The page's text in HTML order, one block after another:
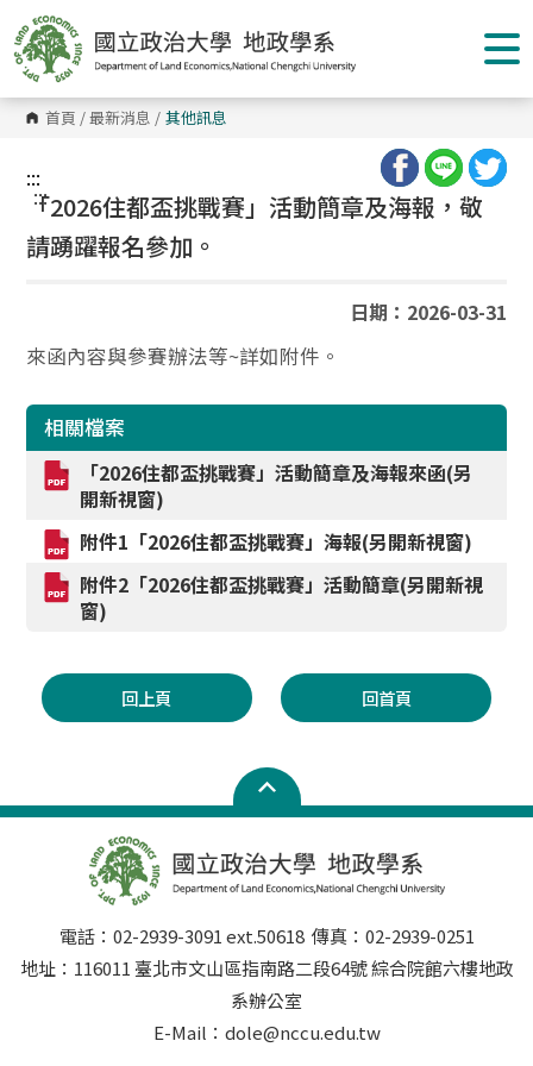
到
主
要
內
容
區 首頁 /最新消息 / 其他訊息
:::
:::
「2026住都盃挑戰賽」活動簡章及海報，敬
請踴躍報名參加。
日期：2026-03-31
來函內容與參賽辦法等~詳如附件。
相關檔案
「2026住都盃挑戰賽」活動簡章及海報來函(另
開新視窗)
附件1「2026住都盃挑戰賽」海報(另開新視窗)
附件2「2026住都盃挑戰賽」活動簡章(另開新視
窗)
回上頁 回首頁
電話：02-2939-3091 ext.50618 傳真：02-2939-0251
地址：116011 臺北市文山區指南路二段64號 綜合院館六樓地政
系辦公室
E-Mail：dole@nccu.edu.tw